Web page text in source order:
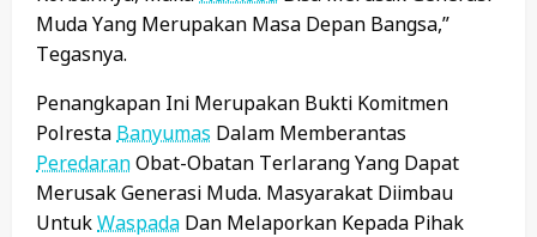
Muda Yang Merupakan Masa Depan Bangsa,”
Tegasnya.
Penangkapan Ini Merupakan Bukti Komitmen
Polresta Banyumas Dalam Memberantas
PeredaranObat-Obatan Terlarang Yang Dapat
Merusak Generasi Muda. Masyarakat Diimbau
UntukWaspada Dan Melaporkan Kepada Pihak